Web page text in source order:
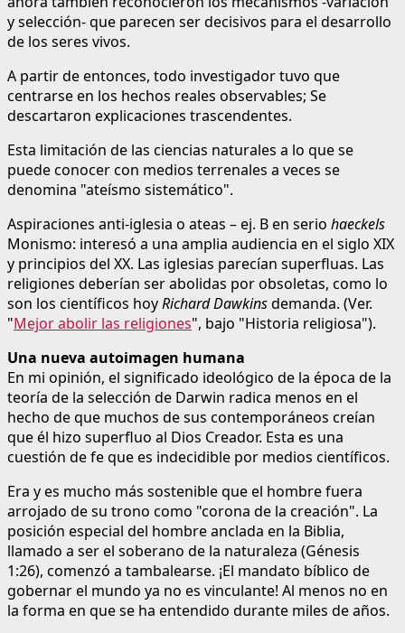
y selección- que parecen ser decisivos para el desarrollo
de los seres vivos.
A partir de entonces, todo investigador tuvo que
centrarse en los hechos reales observables; Se
descartaron explicaciones trascendentes.
Esta limitación de las ciencias naturales a lo que se
puede conocer con medios terrenales a veces se
denomina "ateísmo sistemático".
Aspiraciones anti-iglesia o ateas – ej. B en serio haeckels
Monismo: interesó a una amplia audiencia en el siglo XIX
y principios del XX. Las iglesias parecían superfluas. Las
religiones deberían ser abolidas por obsoletas, como lo
son los científicos hoyRichard Dawkinsdemanda. (Ver.
"Mejor abolir las religiones", bajo "Historia religiosa").
Una nueva autoimagen humana
En mi opinión, el significado ideológico de la época de la
teoría de la selección de Darwin radica menos en el
hecho de que muchos de sus contemporáneos creían
que él hizo superfluo al Dios Creador. Esta es una
cuestión de fe que es indecidible por medios científicos.
Era y es mucho más sostenible que el hombre fuera
arrojado de su trono como "corona de la creación". La
posición especial del hombre anclada en la Biblia,
llamado a ser el soberano de la naturaleza (Génesis
1:26), comenzó a tambalearse. ¡El mandato bíblico de
gobernar el mundo ya no es vinculante! Al menos no en
la forma en que se ha entendido durante miles de años.